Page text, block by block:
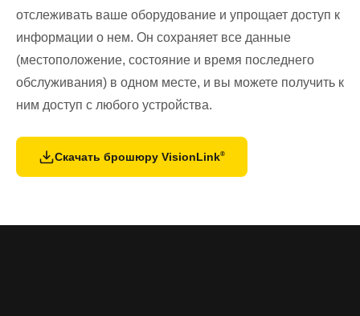
отслеживать ваше оборудование и упрощает доступ к
информации о нем. Он сохраняет все данные
(местоположение, состояние и время последнего
обслуживания) в одном месте, и вы можете получить к
ним доступ с любого устройства.
Скачать брошюру VisionLink®